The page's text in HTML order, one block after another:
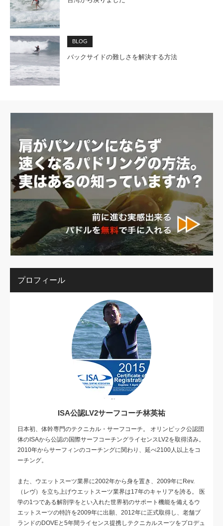
BLOG
バックサイドの難しさを解決する方法
プロフィール
ISA公認LV2サーフコーチ林英祐
日本初、体幹専門のテクニカル・サーフコーチ。 オリンピック公認団
体のISAから公認の国際サーフコーチングライセンスLV2を取得済み。
2010年からサーフィンのコーチングに関わり、延べ2100人以上をコ
ーチング。
また、ウエットスーツ業界に2002年から身を置き、2009年にRev.
（レヴ）を立ち上げウエットスーツ業界は17年のキャリアを誇る。 医
学の1つである解剖学をとい入れた世界初のサポート機能を備えるウ
エットスーツの特許を2009年に出願、2012年に正式取得し、老舗ブ
ランドのDOVEと5年間ライセンス提携しテクニカルスーツをプロデュ